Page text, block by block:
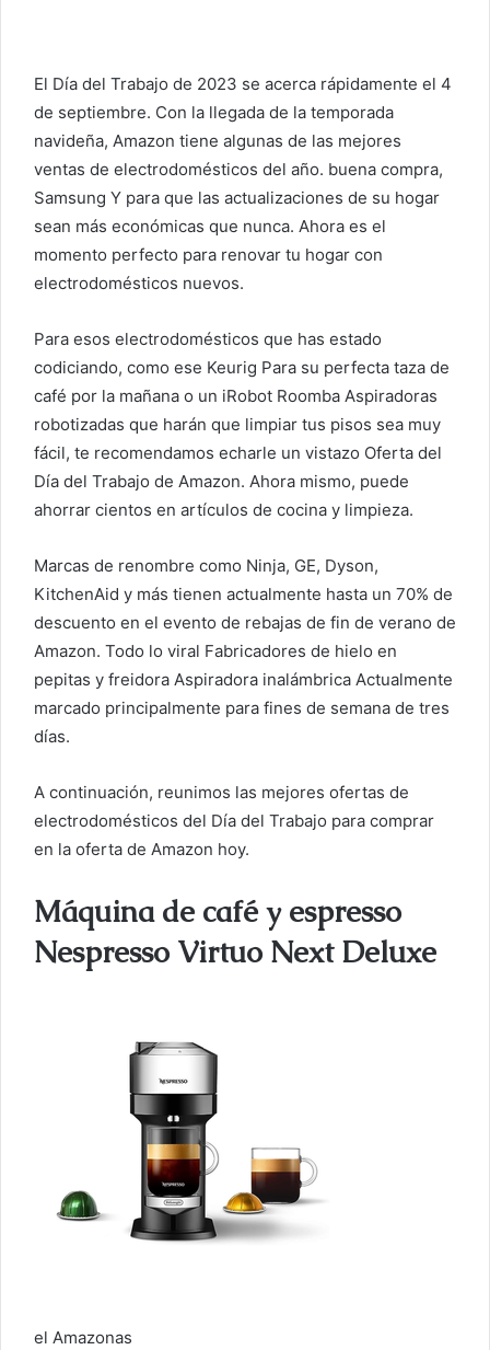
r
u
n
c
o
r
l
e
c
t
r
ó
n
c
o
El Día del Trabajo de 2023 se acerca rápidamente el 4
de septiembre. Con la llegada de la temporada
navideña, Amazon tiene algunas de las mejores
ventas de electrodomésticos del año. buena compra,
Samsung Y para que las actualizaciones de su hogar
sean más económicas que nunca. Ahora es el
momento perfecto para renovar tu hogar con
electrodomésticos nuevos.
Para esos electrodomésticos que has estado
codiciando, como ese Keurig Para su perfecta taza de
café por la mañana o un iRobot Roomba Aspiradoras
robotizadas que harán que limpiar tus pisos sea muy
fácil, te recomendamos echarle un vistazo Oferta del
Día del Trabajo de Amazon. Ahora mismo, puede
ahorrar cientos en artículos de cocina y limpieza.
Marcas de renombre como Ninja, GE, Dyson,
KitchenAid y más tienen actualmente hasta un 70% de
descuento en el evento de rebajas de fin de verano de
Amazon. Todo lo viral Fabricadores de hielo en
pepitas y freidora Aspiradora inalámbrica Actualmente
marcado principalmente para fines de semana de tres
días.
A continuación, reunimos las mejores ofertas de
electrodomésticos del Día del Trabajo para comprar
en la oferta de Amazon hoy.
Máquina de café y espresso
Nespresso Virtuo Next Deluxe
el Amazonas